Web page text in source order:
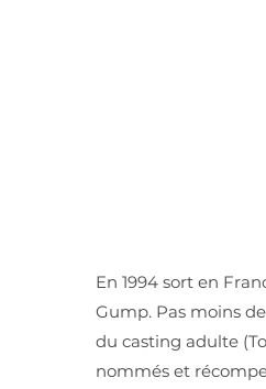
En 1994 sort en
Gump. Pas moins
du casting adulte
nommés et